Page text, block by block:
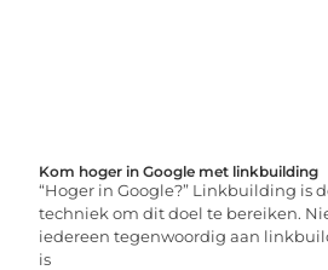
Kom hoger in Google met linkbuilding
“Hoger in Google?” Linkbuilding is
techniek om dit doel te bereiken.
iedereen tegenwoordig aan
is